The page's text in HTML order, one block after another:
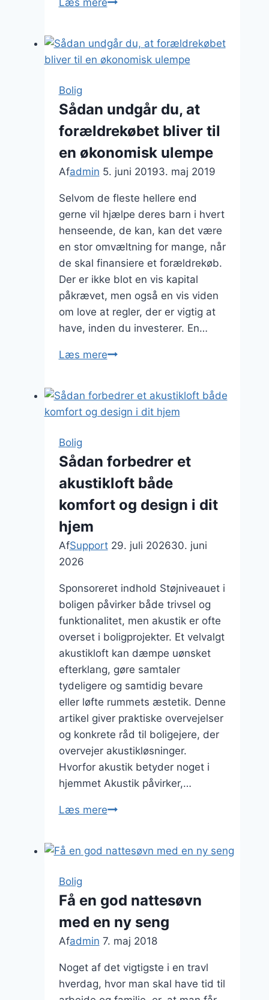
Læs mere
med
omhu
Bolig
Sådan undgår du, at
forældrekøbet bliver til
en økonomisk ulempe
Afadmin 5. juni 20193. maj 2019
Selvom de fleste hellere end
gerne vil hjælpe deres barn i hvert
henseende, de kan, kan det være
en stor omvæltning for mange, når
de skal finansiere et forældrekøb.
Der er ikke blot en vis kapital
påkrævet, men også en vis viden
om love at regler, der er vigtig at
have, inden du investerer. En…
Læs mereSådan
at
forældrekøbet
en
økonomisk
ulempe
Bolig
Sådan forbedrer et
akustikloft både
komfort og design i dit
hjem
AfSupport 29. juli 202630. juni
2026
Sponsoreret indhold Støjniveauet i
boligen påvirker både trivsel og
funktionalitet, men akustik er ofte
overset i boligprojekter. Et velvalgt
akustikloft kan dæmpe uønsket
efterklang, gøre samtaler
tydeligere og samtidig bevare
eller løfte rummets æstetik. Denne
artikel giver praktiske overvejelser
og konkrete råd til boligejere, der
overvejer akustikløsninger.
Hvorfor akustik betyder noget i
hjemmet Akustik påvirker,…
Læs mereSådan
akustikloft
og
design
i
hjem
Bolig
Få en god nattesøvn
med en ny seng
Afadmin 7. maj 2018
Noget af det vigtigste i en travl
hverdag, hvor man skal have tid til